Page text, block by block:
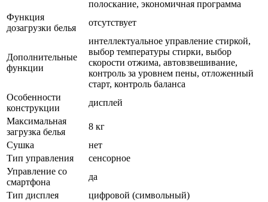
полоскание, экономичная программа
Функция
дозагрузки белья
отсутствует
Дополнительные
функции
интеллектуальное управление стиркой,
выбор температуры стирки, выбор
скорости отжима, автовзвешивание,
контроль за уровнем пены, отложенный
старт, контроль баланса
Особенности
конструкции
дисплей
Максимальная
загрузка белья
8 кг
Сушка
нет
Тип управления
сенсорное
Управление со
смартфона
да
Тип дисплея
цифровой (символьный)